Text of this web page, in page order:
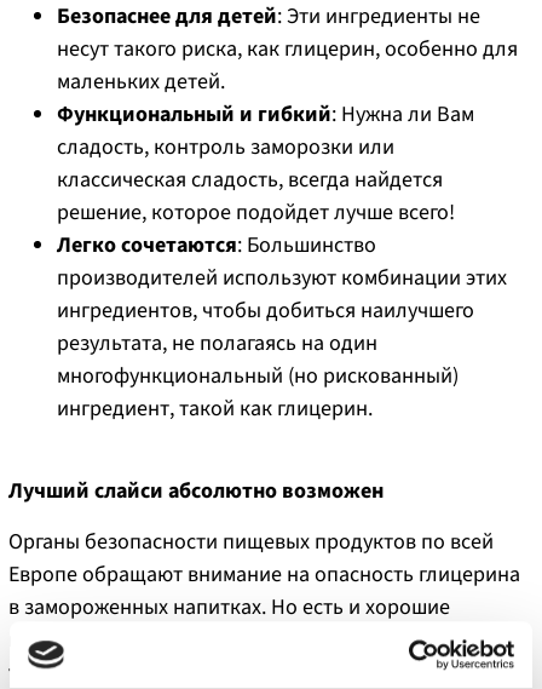
Безопаснее для детей: Эти ингредиенты не
несут такого риска, как глицерин, особенно для
маленьких детей.
Функциональный и гибкий: Нужна ли Вам
сладость, контроль заморозки или
классическая сладость, всегда найдется
решение, которое подойдет лучше всего!
Легко сочетаются: Большинство
производителей используют комбинации этих
ингредиентов, чтобы добиться наилучшего
результата, не полагаясь на один
многофункциональный (но рискованный)
ингредиент, такой как глицерин.
Лучший слайси абсолютно возможен
Органы безопасности пищевых продуктов по всей
Европе обращают внимание на опасность глицерина
в замороженных напитках. Но есть и хорошие
новости.
Вам не придется жертвовать вкусом,
текстурой или весельем.
более